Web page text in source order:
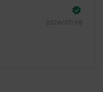
2026/07/09